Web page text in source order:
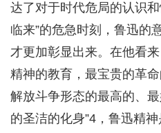
达了对于时代危局的认识
临来”的危急时刻，鲁迅的
才更加彰显出来。在他看
精神的教育，最宝贵的革
解放斗争形态的最高的、
的圣洁的化身”4，鲁迅精